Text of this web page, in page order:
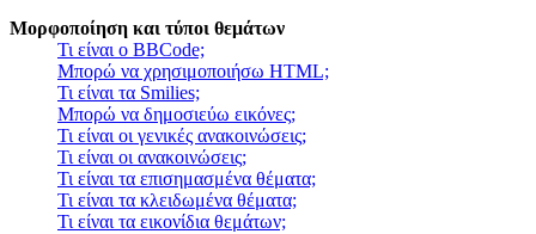
Μορφοποίηση και τύποι θεμάτων
Τι είναι ο BBCode;
Μπορώ να χρησιμοποιήσω HTML;
Τι είναι τα Smilies;
Μπορώ να δημοσιεύω εικόνες;
Τι είναι οι γενικές ανακοινώσεις;
Τι είναι οι ανακοινώσεις;
Τι είναι τα επισημασμένα θέματα;
Τι είναι τα κλειδωμένα θέματα;
Τι είναι τα εικονίδια θεμάτων;